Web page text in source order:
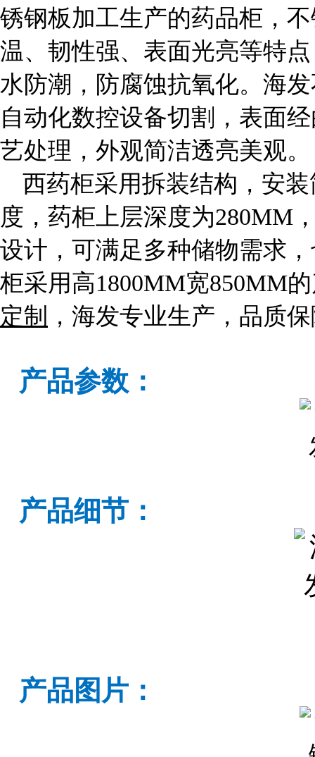
锈钢板加工生产的药品柜，
温、韧性强、表面光亮等特
水防潮，防腐蚀抗氧化。海
自动化数控设备切割，表面
艺处理，外观简洁透亮美观。
西药柜采用拆装结构，安
度，药柜上层深度为280MM
设计，可满足多种储物需求
柜采用高1800MM宽850MM
定制
，海发专业生产，品质
产品参数：
产品细节：
产品图片：